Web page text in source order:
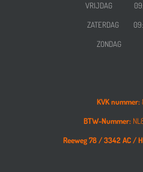
VRIJDAG
ZATERDAG
ZONDAG
KVK nummer:
BTW-Nummer:
Reeweg 78 /3342 AC /